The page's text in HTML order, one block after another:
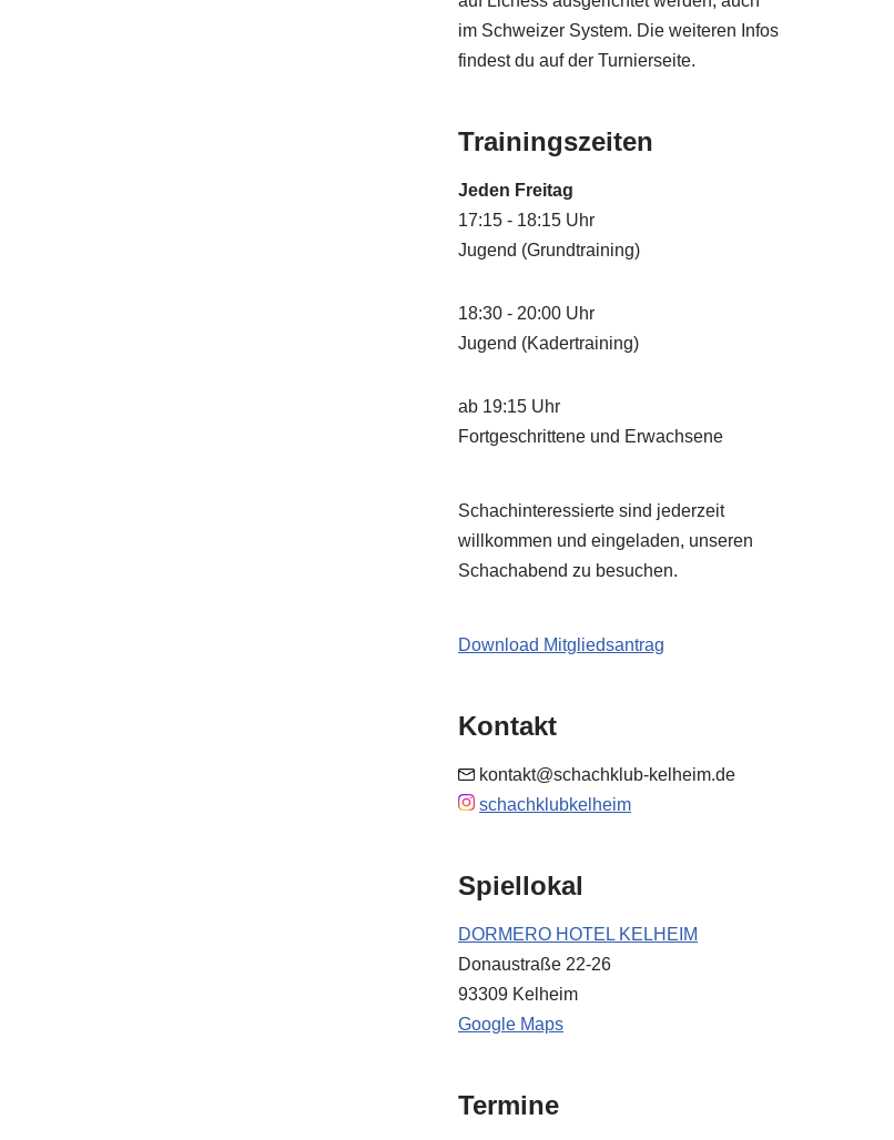
im Schweizer System. Die weiteren Infos
findest du auf der Turnierseite.
Trainingszeiten
Jeden Freitag
17:15 - 18:15 Uhr
Jugend (Grundtraining)
18:30 - 20:00 Uhr
Jugend (Kadertraining)
ab 19:15 Uhr
Fortgeschrittene und Erwachsene
Schachinteressierte sind jederzeit
willkommen und eingeladen, unseren
Schachabend zu besuchen.
Download Mitgliedsantrag
Kontakt
kontakt@schachklub-kelheim.de
schachklubkelheim
Spiellokal
DORMERO HOTEL KELHEIM
Donaustraße 22-26
93309 Kelheim
Google Maps
Termine